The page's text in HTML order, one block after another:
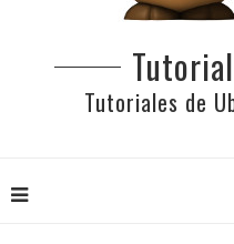
Tutoriales de